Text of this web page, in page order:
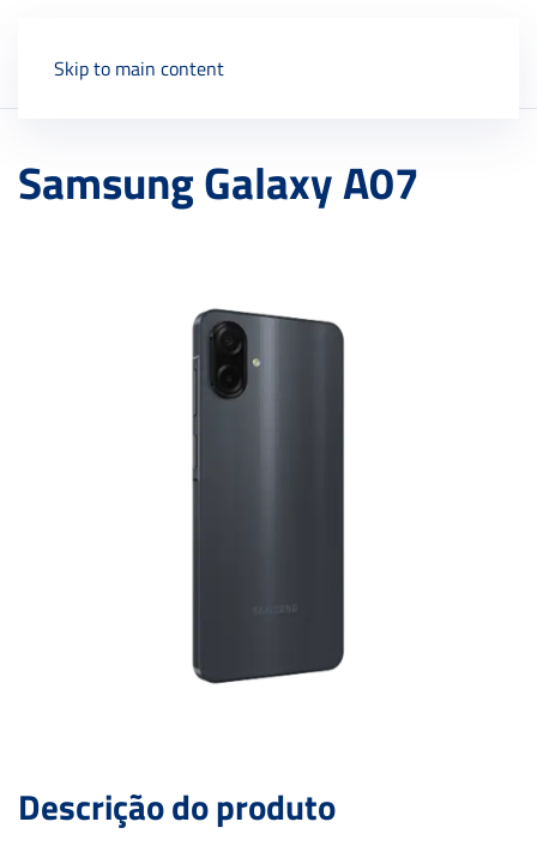
Skip to main content
Samsung Galaxy A07
Descrição do produto